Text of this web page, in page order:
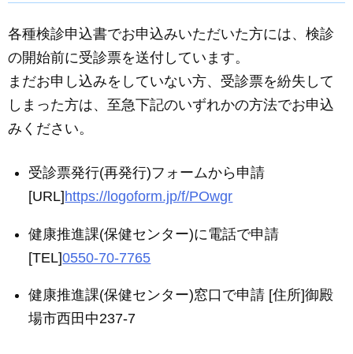
各種検診申込書でお申込みいただいた方には、検診
の開始前に受診票を送付しています。
まだお申し込みをしていない方、受診票を紛失して
しまった方は、至急下記のいずれかの方法でお申込
みください。
受診票発行(再発行)フォームから申請
[URL]https://logoform.jp/f/POwgr
健康推進課(保健センター)に電話で申請
[TEL]0550-70-7765
健康推進課(保健センター)窓口で申請 [住所]御殿
場市西田中237-7